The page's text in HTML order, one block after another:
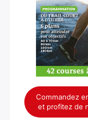
Commandez
et profitez de